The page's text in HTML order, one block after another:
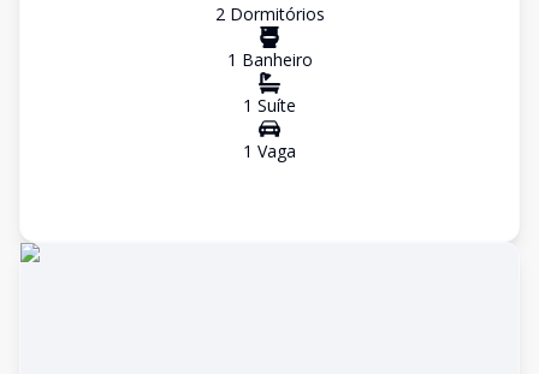
2Dormitórios
1 Banheiro
1 Suíte
1 Vaga